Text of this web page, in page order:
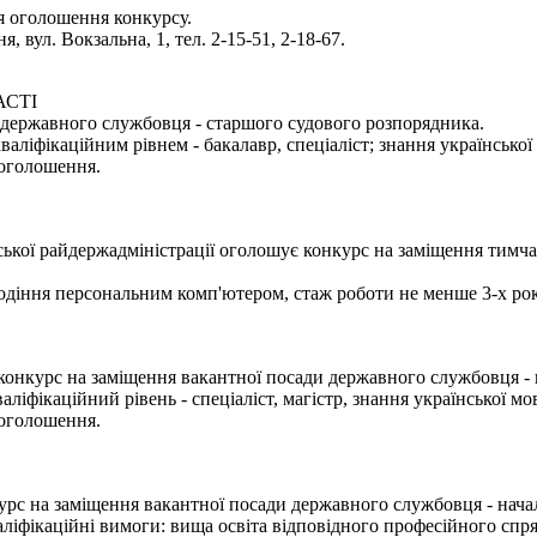
оголошення конкурсу.
вул. Вокзальна, 1, тел. 2-15-51, 2-18-67.
службовця - старшого судового розпорядника.
рівнем - бакалавр, спеціаліст; знання
райдержадміністрації оголошує конкурс на заміщення
персональним комп'ютером, стаж роботи не менше 3-х
на заміщення вакантної посади державного службовця -
рівень - спеціаліст, магістр, знання української
на заміщення вакантної посади державного службовця -
вимоги: вища освіта відповідного професійного